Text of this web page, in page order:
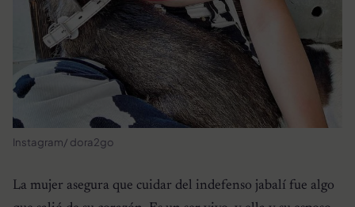
Instagram/ dora2go
La mujer asegura que cuidar del indefenso jabalí fue algo